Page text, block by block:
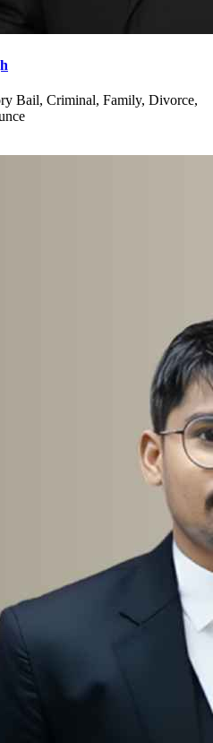
Bail, Criminal, Family, Divorce,